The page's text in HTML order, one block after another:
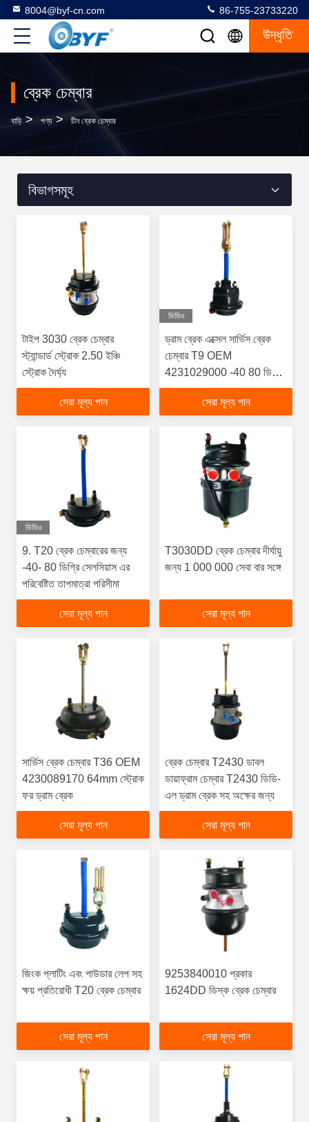
8004@byf-cn.com 86-755-23733220
উদ্ধৃতি
ব্রেক চেম্বার
বাড়ি > পণ্য > চীন ব্রেক চেম্বার
বিভাগসমূহ
টাইপ 3030 ব্রেক চেম্বার
স্ট্যান্ডার্ড স্ট্রোক 2.50 ইঞ্চি
স্ট্রোক দৈর্ঘ্য
সেরা মূল্য পান
ভিডিও
ড্রাম ব্রেক এক্সেল সার্ভিস ব্রেক
চেম্বার T9 OEM
4231029000 -40 80 ডিগ্রি
সেলসিয়াস পরিবেষ্টিত তাপমাত্রা
সেরা মূল্য পান
ভিডিও
9. T20 ব্রেক চেম্বারের জন্য
-40- 80 ডিগ্রি সেলসিয়াস এর
পরিবেষ্টিত তাপমাত্রা পরিসীমা
সেরা মূল্য পান
T3030DD ব্রেক চেম্বার দীর্ঘায়ু
জন্য 1 000 000 সেবা বার সঙ্গে
সেরা মূল্য পান
সার্ভিস ব্রেক চেম্বার T36 OEM
4230089170 64mm স্ট্রোক
ফর ড্রাম ব্রেক
সেরা মূল্য পান
ব্রেক চেম্বার T2430 ডাবল
ডায়াফ্রাম চেম্বার T2430 ডিডি-
এল ড্রাম ব্রেক সহ অক্ষের জন্য
সেরা মূল্য পান
জিংক প্লাটিং এবং পাউডার লেপ সহ
ক্ষয় প্রতিরোধী T20 ব্রেক চেম্বার
সেরা মূল্য পান
9253840010 প্রকার
1624DD ডিস্ক ব্রেক চেম্বার
সেরা মূল্য পান